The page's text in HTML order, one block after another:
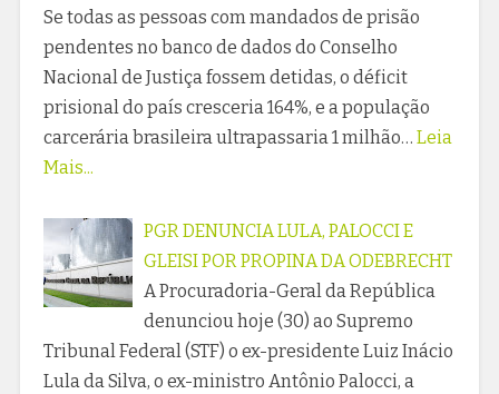
Se todas as pessoas com mandados de prisão
pendentes no banco de dados do Conselho
Nacional de Justiça fossem detidas, o déficit
prisional do país cresceria 164%, e a população
carcerária brasileira ultrapassaria 1 milhão… Leia
Mais...
PGR DENUNCIA LULA, PALOCCI E
GLEISI POR PROPINA DA ODEBRECHT
A Procuradoria-Geral da República
denunciou hoje (30) ao Supremo
Tribunal Federal (STF) o ex-presidente Luiz Inácio
Lula da Silva, o ex-ministro Antônio Palocci, a